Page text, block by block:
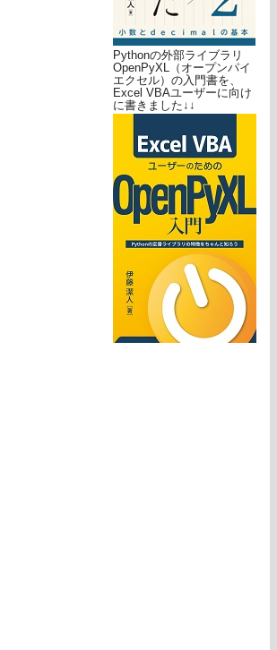
Pythonの外部ライブラリ
OpenPyXL（オープンパイ
エクセル）の入門書を、
Excel VBAユーザーに向け
に書きました↓↓